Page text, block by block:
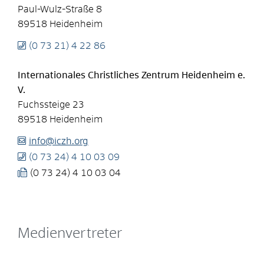
Paul-Wulz-Straße 8
89518 Heidenheim
(0 73 21) 4 22 86
Internationales Christliches Zentrum Heidenheim e.
V.
Fuchssteige 23
89518 Heidenheim
info@iczh.org
(0 73 24) 4 10 03 09
(0 73 24) 4 10 03 04
Medienvertreter